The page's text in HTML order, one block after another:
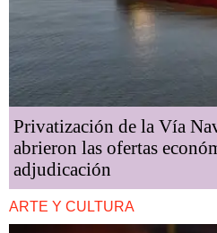
Privatización de la Vía
abrieron las ofertas
adjudicación
ARTE Y CULTURA